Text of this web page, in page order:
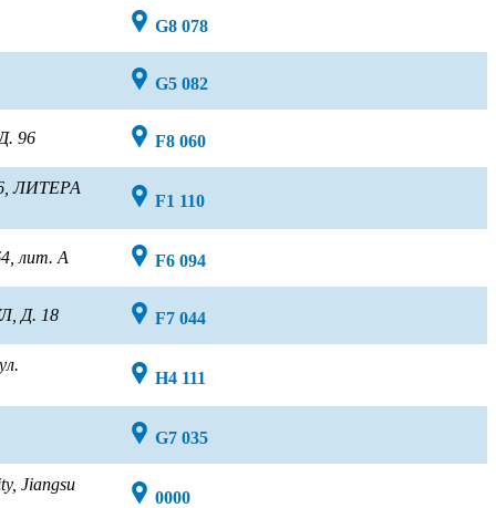
G8 078
G5 082
96 F8 060
ЛИТЕРА
F1 110
лит. А F6 094
Д. 18 F7 044
H4 111
G7 035
Jiangsu
0000